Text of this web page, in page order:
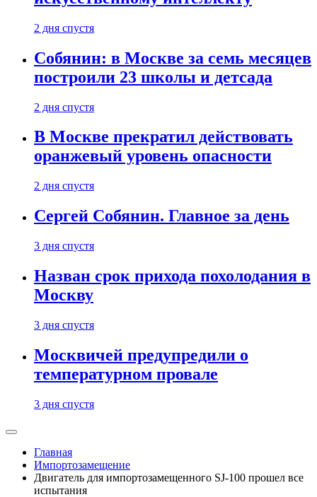
2 дня спустя
Собянин: в Москве за семь месяцев
построили 23 школы и детсада
2 дня спустя
В Москве прекратил действовать
оранжевый уровень опасности
2 дня спустя
Сергей Собянин. Главное за день
3 дня спустя
Назван срок прихода похолодания в
Москву
3 дня спустя
Москвичей предупредили о
температурном провале
3 дня спустя
Главная
Импортозамещение
Двигатель для импортозамещенного SJ-100 прошел все
испытания